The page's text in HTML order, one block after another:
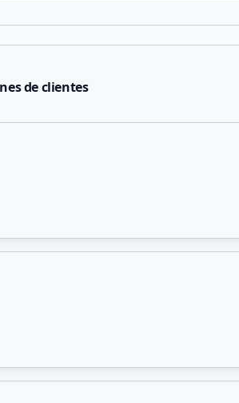
de clientes